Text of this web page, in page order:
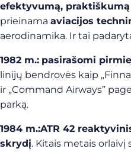
efektyvumą,
prieinama aviacijos
aerodinamika. Ir tai
1982 m.: pasirašomi
linijų bendrovės kaip
ir „Command Airways”
parką.
1984 m.:ATR 42
skrydį. Kitais metais orlaivį